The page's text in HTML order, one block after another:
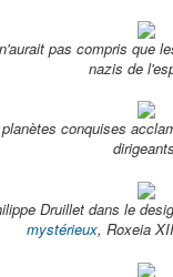
pas compris que
nazis de
conquises
Druillet dans le
mystérieux, Roxeia